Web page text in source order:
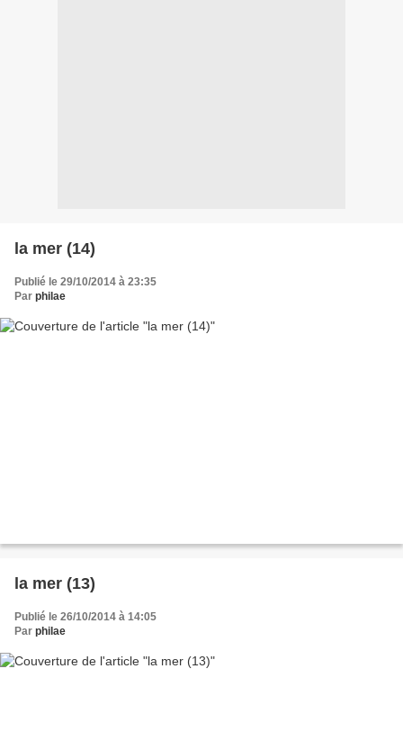
la mer (14)
Publié le 29/10/2014 à 23:35
Par philae
la mer (13)
Publié le 26/10/2014 à 14:05
Par philae